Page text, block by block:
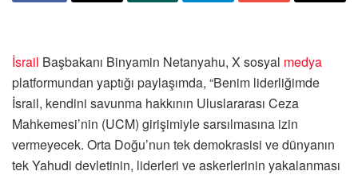
İsrail Başbakanı Binyamin Netanyahu, X sosyal medya
platformundan yaptığı paylaşımda, “Benim liderliğimde
İsrail, kendini savunma hakkının Uluslararası Ceza
Mahkemesi’nin (UCM) girişimiyle sarsılmasına izin
vermeyecek. Orta Doğu’nun tek demokrasisi ve dünyanın
tek Yahudi devletinin, liderleri ve askerlerinin yakalanması